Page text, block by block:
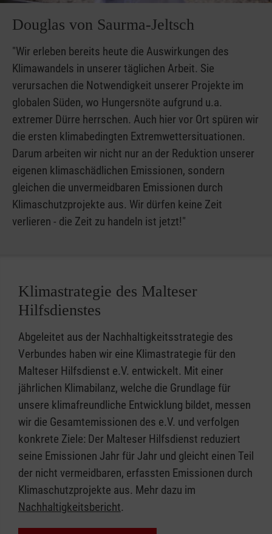
Douglas von Saurma-Jeltsch
"Wir erleben bereits heute die Auswirkungen des
Klimawandels in unserer täglichen Arbeit. Sie
verursachen die Notwendigkeit unserer Projekte im
globalen Süden, wo Hungersnöte aufgrund u.a.
extremer Dürre herrschen. Auch hier vor Ort spüren wir
die ersten klimabedingten Extremwettersituationen.
Darum arbeiten wir nicht nur an der Reduktion unserer
eigenen klimaschädlichen Emissionen, sondern
gleichen die unvermeidbaren Emissionen durch
Klimaschutzprojekte aus. Wir dürfen keine Zeit
verlieren - die Zeit zu handeln ist jetzt!"
Klimastrategie des Malteser
Hilfsdienstes
Abgeleitet aus der Nachhaltigkeitsstrategie des
Verbundes haben wir eine Klimastrategie für den
Malteser Hilfsdienst e.V. entwickelt. Mit einer
jährlichen Klimabilanz, welche die Grundlage für
unsere klimafreundliche Entwicklung bildet, messen
wir die Gesamtemissionen des e.V. und verfolgen
konkrete Ziele: Der Malteser Hilfsdienst reduziert
seine Emissionen Jahr für Jahr und gleicht einen Teil
der nicht vermeidbaren, erfassten Emissionen durch
Klimaschutzprojekte aus. Mehr dazu im
Nachhaltigkeitsbericht.